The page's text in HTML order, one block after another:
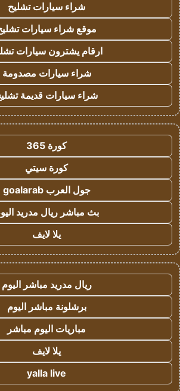
شراء سيارات تشليح
موقع شراء سيارات
ارقام يشترون سيارات
شراء سيارات مصدومة
شراء سيارات قديمة
كورة 365
كورة سيتي
جول العرب goalarab
بث مباشر ريال مدريد
يلا لايف
ريال مدريد مباشر اليوم
برشلونة مباشر اليوم
مباريات اليوم مباشر
يلا لايف
yalla live